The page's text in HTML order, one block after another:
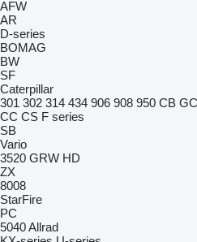
AFW
AR
D-series
BOMAG
BW
SF
Caterpillar
301 302 314 434 906 908 950 CB GC
CC CS F series
SB
Vario
3520 GRW HD
ZX
8008
StarFire
PC
5040Allrad